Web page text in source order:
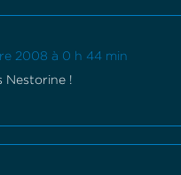
2008 à 0 h 44 min
Nestorine !